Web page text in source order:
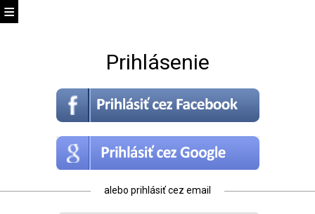
Prihlásenie
alebo prihlásiť cez email